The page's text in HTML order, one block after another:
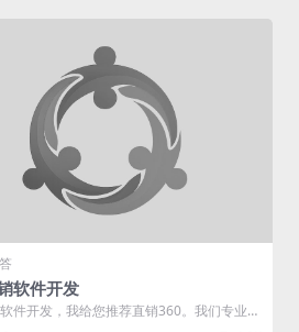
软件开发
件开发，我给您推荐直销360。我们专业于
业多年，有着多种制度...